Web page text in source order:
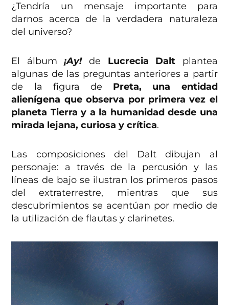
¿Tendría un mensaje importante para
darnos acerca de la verdadera naturaleza
del universo?
El álbum¡Ay!de Lucrecia Dalt plantea
algunas de las preguntas anteriores a partir
de la figura de Preta, una entidad
alienígena que observa por primera vez el
planeta Tierra y a la humanidad desde una
mirada lejana, curiosa y crítica.
Las composiciones del Dalt dibujan al
personaje: a través de la percusión y las
líneas de bajo se ilustran los primeros pasos
del extraterrestre, mientras que sus
descubrimientos se acentúan por medio de
la utilización de flautas y clarinetes.